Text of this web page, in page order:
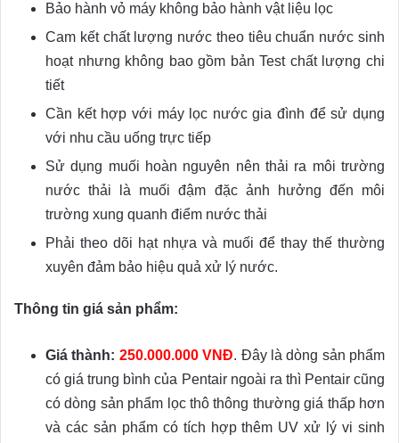
Bảo hành vỏ máy không bảo hành vật liệu lọc
Cam kết chất lượng nước theo tiêu chuẩn nước sinh
hoạt nhưng không bao gồm bản Test chất lượng chi
tiết
Cần kết hợp với máy lọc nước gia đình để sử dụng
với nhu cầu uống trực tiếp
Sử dụng muối hoàn nguyên nên thải ra môi trường
nước thải là muối đậm đặc ảnh hưởng đến môi
trường xung quanh điểm nước thải
Phải theo dõi hạt nhựa và muối để thay thế thường
xuyên đảm bảo hiệu quả xử lý nước.
Thông tin giá sản phẩm:
Giá thành: 250.000.000 VNĐ. Đây là dòng sản phẩm
có giá trung bình của Pentair ngoài ra thì Pentair cũng
có dòng sản phẩm lọc thô thông thường giá thấp hơn
và các sản phẩm có tích hợp thêm UV xử lý vi sinh